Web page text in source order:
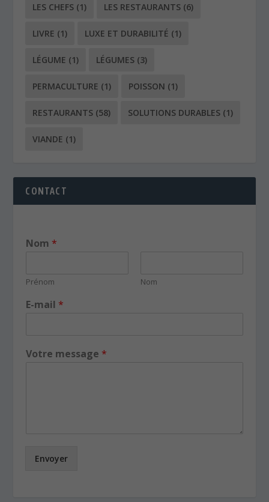
LES CHEFS (1) LES RESTAURANTS (6)
LIVRE (1) LUXE ET DURABILITÉ (1)
LÉGUME (1) LÉGUMES (3)
PERMACULTURE (1) POISSON (1)
RESTAURANTS (58) SOLUTIONS DURABLES (1)
VIANDE (1)
CONTACT
Nom *
Prénom Nom
E-mail *
Votre message *
Envoyer